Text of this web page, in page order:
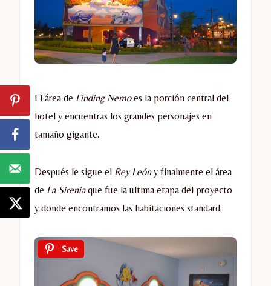
El área de Finding Nemoes la porción central del
hotel y encuentras los grandes personajes en
tamaño gigante.
Después le sigue el Rey Leóny finalmente el área
de La Sireniaque fue la ultima etapa del proyecto
y donde encontramos las habitaciones standard.
Save